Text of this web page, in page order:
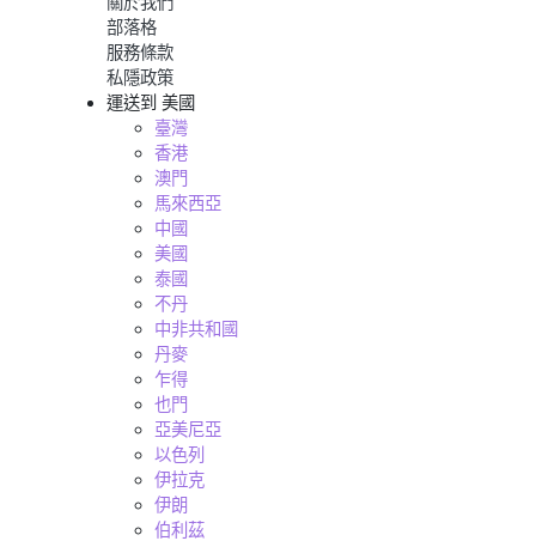
部落格
服務條款
私隱政策
運送到 美國
臺灣
香港
澳門
馬來西亞
中國
美國
泰國
不丹
中非共和國
丹麥
乍得
也門
亞美尼亞
以色列
伊拉克
伊朗
伯利茲